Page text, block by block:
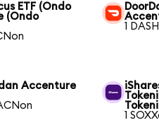
ETF (Ondo
(Ondo
1
Accenture
1